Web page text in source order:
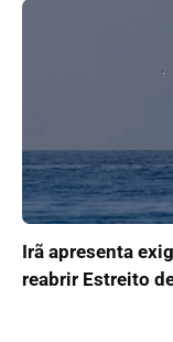
Irã apresenta
reabrir Estreito